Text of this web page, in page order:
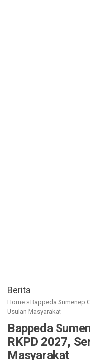
Berita
Home »Bappeda Sumenep
Usulan Masyarakat
Bappeda
RKPD 2027,
Masyarakat